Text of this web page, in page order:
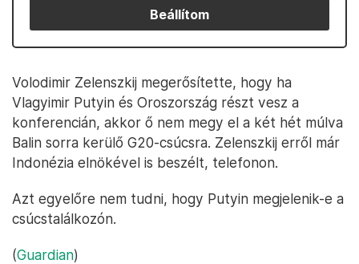
Beállítom
Volodimir Zelenszkij megerősítette, hogy ha
Vlagyimir Putyin és Oroszország részt vesz a
konferencián, akkor ő nem megy el a két hét múlva
Balin sorra kerülő G20-csúcsra. Zelenszkij erről már
Indonézia elnökével is beszélt, telefonon.
Azt egyelőre nem tudni, hogy Putyin megjelenik-e a
csúcstalálkozón.
(Guardian)